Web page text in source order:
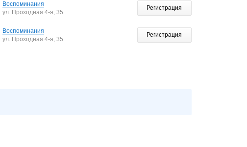
Воспоминания
ул. Проходная 4-я, 35
Регистрация
Воспоминания
ул. Проходная 4-я, 35
Регистрация